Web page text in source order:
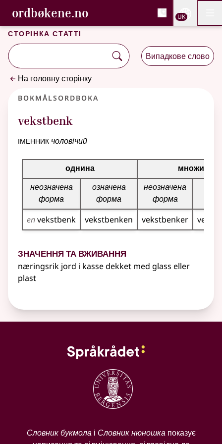
Перейти до основного вмісту
Доступність
ordbøkene.no, Cловник букмола та
Cловник букмола та Словник нюношка
UK
Сторінка статті
Випадкове слово
На головну сторінку
Bokmålsordboka
vekstbenk
іменник чоловічий
Таблиця відмінювання для цього іменника
однина
множина
неозначена
форма
означена
форма
неозначена
форма
envekstbenk vekstbenken vekstbenker
Значення та вживання
næringsrik jord i kasse dekket med glass eller
plast
Словник букмолаі Словник нюношкапоказує